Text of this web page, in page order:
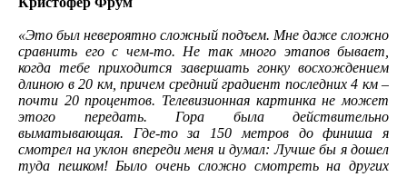
«Это был невероятно сложный подъем. Мне даже сложно
сравнить его с чем-то. Не так много этапов бывает,
когда тебе приходится завершать гонку восхождением
длиною в 20 км, причем средний градиент последних 4 км –
почти 20 процентов. Телевизионная картинка не может
этого передать. Гора была действительно
выматывающая. Где-то за 150 метров до финиша я
смотрел на уклон впереди меня и думал: Лучше бы я дошел
туда пешком! Было очень сложно смотреть на других